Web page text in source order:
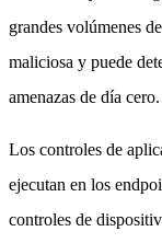
grandes volúmenes
maliciosa y puede
amenazas de día cero.
Los controles de
ejecutan en los
controles de